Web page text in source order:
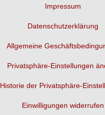
Impressum
Datenschutzerklärung
Allgemeine
Privatsphäre-Einstellungen
Historie der Privatsphäre-
Einwilligungen widerrufen